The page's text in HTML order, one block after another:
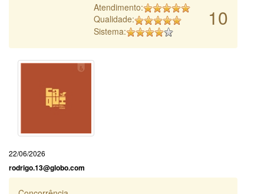
10
Atendimento:
Qualidade:
Sistema:
22/06/2026
rodrigo.13@globo.com